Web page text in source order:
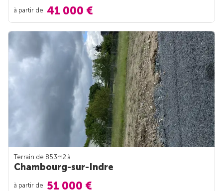
à partir de 41 000 €
Terrain de 853m2 à
Chambourg-sur-Indre
à partir de 51 000 €